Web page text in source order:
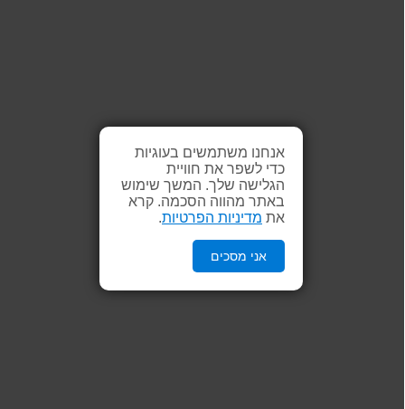
אנחנו משתמשים בעוגיות
כדי לשפר את חוויית
הגלישה שלך. המשך שימוש
באתר מהווה הסכמה. קרא
את מדיניות הפרטיות.
אני מסכים